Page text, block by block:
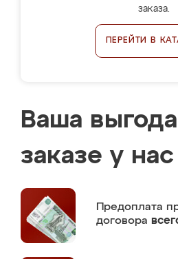
заказа.
ПЕРЕЙТИ В
Ваша
заказе у нас
Предоплата
договора